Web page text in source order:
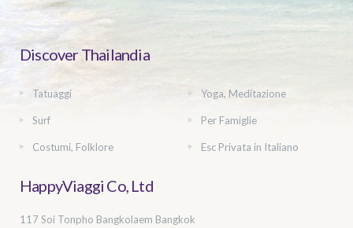
Discover Thailandia
Tatuaggi Yoga, Meditazione
Surf Per Famiglie
Costumi, Folklore Esc Privata in Italiano
HappyViaggi Co, Ltd
117 Soi Tonpho Bangkolaem Bangkok